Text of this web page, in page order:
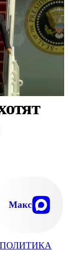
ПОЛИТИКА
Макс